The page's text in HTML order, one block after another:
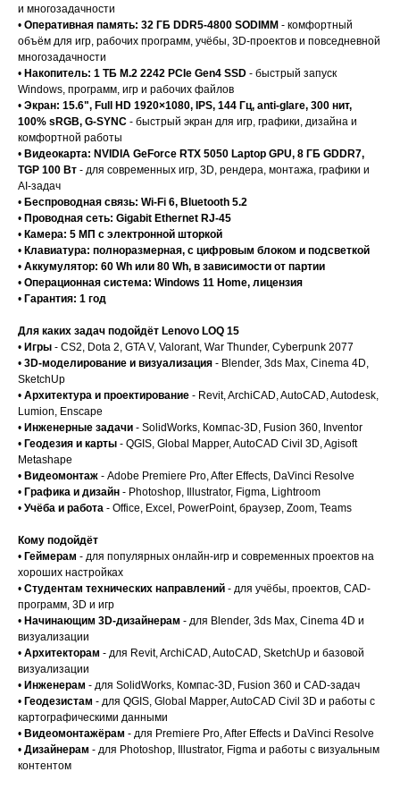
и многозадачности
• Оперативная память: 32 ГБ DDR5-4800 SODIMM - комфортный
объём для игр, рабочих программ, учёбы, 3D-проектов и повседневной
многозадачности
• Накопитель: 1 ТБ M.2 2242 PCIe Gen4 SSD - быстрый запуск
Windows, программ, игр и рабочих файлов
• Экран: 15.6", Full HD 1920×1080, IPS, 144 Гц, anti-glare, 300 нит,
100% sRGB, G-SYNC - быстрый экран для игр, графики, дизайна и
комфортной работы
• Видеокарта: NVIDIA GeForce RTX 5050 Laptop GPU, 8 ГБ GDDR7,
TGP 100 Вт - для современных игр, 3D, рендера, монтажа, графики и
AI-задач
• Беспроводная связь: Wi-Fi 6, Bluetooth 5.2
• Проводная сеть: Gigabit Ethernet RJ-45
• Камера: 5 МП с электронной шторкой
• Клавиатура: полноразмерная, с цифровым блоком и подсветкой
• Аккумулятор: 60 Wh или 80 Wh, в зависимости от партии
• Операционная система: Windows 11 Home, лицензия
• Гарантия: 1 год
Для каких задач подойдёт Lenovo LOQ 15
• Игры - CS2, Dota 2, GTA V, Valorant, War Thunder, Cyberpunk 2077
• 3D-моделирование и визуализация - Blender, 3ds Max, Cinema 4D,
SketchUp
• Архитектура и проектирование - Revit, ArchiCAD, AutoCAD, Autodesk,
Lumion, Enscape
• Инженерные задачи - SolidWorks, Компас-3D, Fusion 360, Inventor
• Геодезия и карты - QGIS, Global Mapper, AutoCAD Civil 3D, Agisoft
Metashape
• Видеомонтаж - Adobe Premiere Pro, After Effects, DaVinci Resolve
• Графика и дизайн - Photoshop, Illustrator, Figma, Lightroom
• Учёба и работа - Office, Excel, PowerPoint, браузер, Zoom, Teams
Кому подойдёт
• Геймерам - для популярных онлайн-игр и современных проектов на
хороших настройках
• Студентам технических направлений - для учёбы, проектов, CAD-
программ, 3D и игр
• Начинающим 3D-дизайнерам - для Blender, 3ds Max, Cinema 4D и
визуализации
• Архитекторам - для Revit, ArchiCAD, AutoCAD, SketchUp и базовой
визуализации
• Инженерам - для SolidWorks, Компас-3D, Fusion 360 и CAD-задач
• Геодезистам - для QGIS, Global Mapper, AutoCAD Civil 3D и работы с
картографическими данными
• Видеомонтажёрам - для Premiere Pro, After Effects и DaVinci Resolve
• Дизайнерам - для Photoshop, Illustrator, Figma и работы с визуальным
контентом